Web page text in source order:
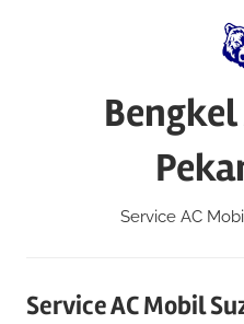
Service AC
Service AC Mobil